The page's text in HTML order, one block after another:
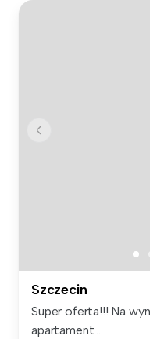
Szczecin
Super oferta!!! Na
apartament...